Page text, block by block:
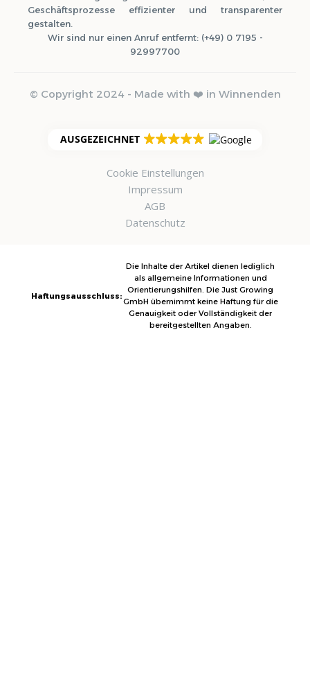
Geschäftsprozesse effizienter und transparenter
gestalten.
Wir sind nur einen Anruf entfernt: (+49) 0 7195 -
92997700
© Copyright 2024 - Made with ❤️ in Winnenden
AUSGEZEICHNET
Cookie Einstellungen
Impressum
AGB
Datenschutz
Haftungsausschluss:
Die Inhalte der Artikel dienen lediglich
als allgemeine Informationen und
Orientierungshilfen. Die Just Growing
GmbH übernimmt keine Haftung für die
Genauigkeit oder Vollständigkeit der
bereitgestellten Angaben.